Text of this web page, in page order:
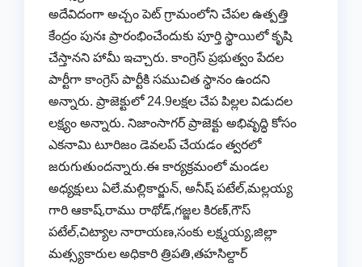
అదేవిదంగా అచ్చం పెట్ గ్రామంలోని చేపల ఉత్పత్తి
కేంద్రం పునః ప్రారంభించేందుకు పూర్తి స్థాయిలో కృషి
చేస్తానని హామీ ఇచ్చారు. కాంగ్రెస్ ప్రభుత్వం పేదల
పార్టీగా కాంగ్రెస్ పార్టీకి సముచిత స్థానం ఉందని
అన్నారు. ప్రాజెక్టులో 24.9లక్షల చేప పిల్లల విడుదల
లక్ష్యం అన్నారు. నిజాంసాగర్ ప్రాజెక్టు అభివృద్ధి కోసం
ఎకనామి టూరిజం డెవలప్ చేయడం త్వరలో
జరుగుతుందన్నారు.ఈ కార్యక్రమంలో మండల
అధ్యక్షులు ఏలే.మల్లికార్జున్, అనీష్ పటేల్,మల్లయ్య
గారి ఆకాష్,రాము రాథోడ్,గజ్జల కిరణ్,గౌస్
పటేల్,చిట్యాల నారాయణ,సంకు లక్ష్మయ్య,జిల్లా
మత్స్యకారుల అధికారి త్రిపతి,తహసిల్దార్